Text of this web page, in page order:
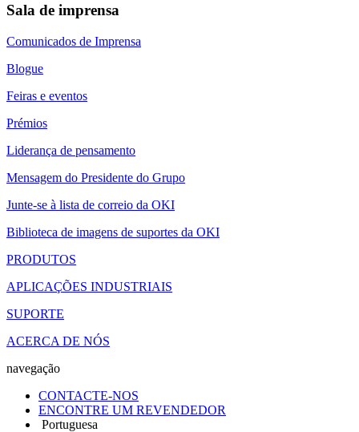
Sala de imprensa
Comunicados de Imprensa
Blogue
Feiras e eventos
Prémios
Liderança de pensamento
Mensagem do Presidente do Grupo
Junte-se à lista de correio da OKI
Biblioteca de imagens de suportes da OKI
PRODUTOS
APLICAÇÕES INDUSTRIAIS
SUPORTE
ACERCA DE NÓS
navegação
CONTACTE-NOS
ENCONTRE UM REVENDEDOR
Portuguesa